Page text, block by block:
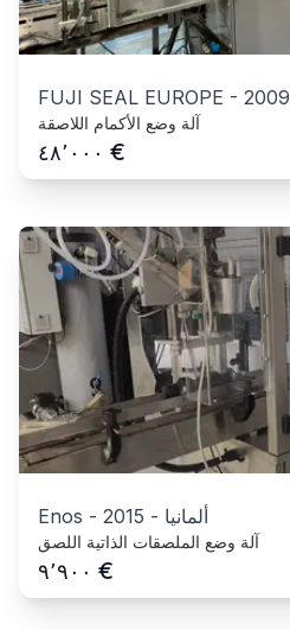
FUJI SEAL EUROPE - 2009
آلة وضع الأكمام اللاصقة
٤٨٬٠٠٠ €
Enos - 2015 - ألمانيا
آلة وضع الملصقات الذاتية اللصق
٩٬٩٠٠ €